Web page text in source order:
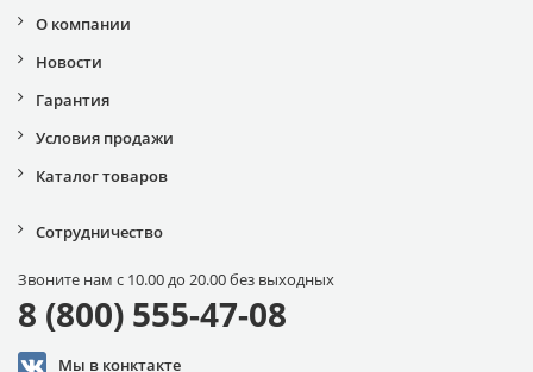
О компании
Новости
Гарантия
Условия продажи
Каталог товаров
Сотрудничество
Звоните нам с 10.00 до 20.00 без выходных
8 (800) 555-47-08
Мы в конктакте